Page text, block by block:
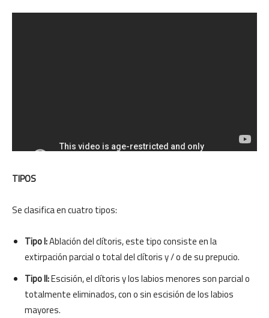
TIPOS
Se clasifica en cuatro tipos:
Tipo I:Ablación del clítoris, este tipo consiste en la
extirpación parcial o total del clítoris y / o de su prepucio.
Tipo II:Escisión, el clítoris y los labios menores son parcial o
totalmente eliminados, con o sin escisión de los labios
mayores.